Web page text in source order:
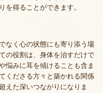
を得ることができます。
なく心の状態にも寄り添う場
の役割は、身体を治すだけで
悩みに耳を傾けることも含ま
くださる方々と築かれる関係
えた深いつながりになりま